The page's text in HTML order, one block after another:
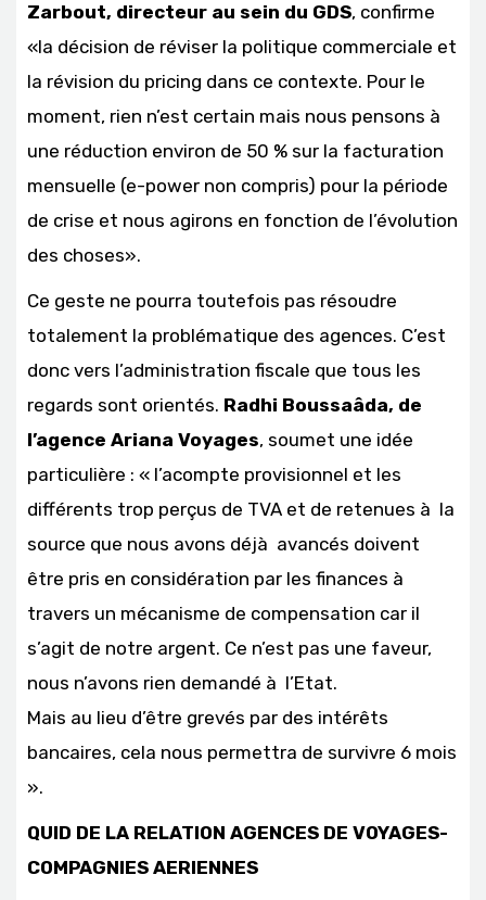
Zarbout, directeur au sein du GDS, confirme
«la décision de réviser la politique commerciale et
la révision du pricing dans ce contexte. Pour le
moment, rien n’est certain mais nous pensons à
une réduction environ de 50 % sur la facturation
mensuelle (e-power non compris) pour la période
de crise et nous agirons en fonction de l’évolution
des choses».
Ce geste ne pourra toutefois pas résoudre
totalement la problématique des agences. C’est
donc vers l’administration fiscale que tous les
regards sont orientés. Radhi Boussaâda, de
l’agence Ariana Voyages, soumet une idée
particulière : « l’acompte provisionnel et les
différents trop perçus de TVA et de retenues à la
source que nous avons déjà avancés doivent
être pris en considération par les finances à
travers un mécanisme de compensation car il
s’agit de notre argent. Ce n’est pas une faveur,
nous n’avons rien demandé à l’Etat.
Mais au lieu d’être grevés par des intérêts
bancaires, cela nous permettra de survivre 6 mois
».
QUID DE LA RELATION AGENCES DE VOYAGES-
COMPAGNIES AERIENNES